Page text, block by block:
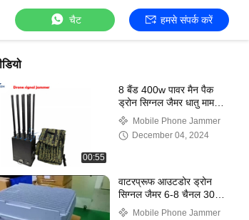
चैट हमसे संपर्क करें
00:55
8 बैंड 400w पावर मैन पैक
ड्रोन सिग्नल जैमर धातु मामले
बैग बैकपैक यूएवी ड्रोन जैमर
Mobile Phone Jammer
December 04, 2024
वाटरप्रूफ आउटडोर ड्रोन
सिग्नल जैमर 6-8 चैनल 30W/
बैंड 1-3km दूरी
Mobile Phone Jammer